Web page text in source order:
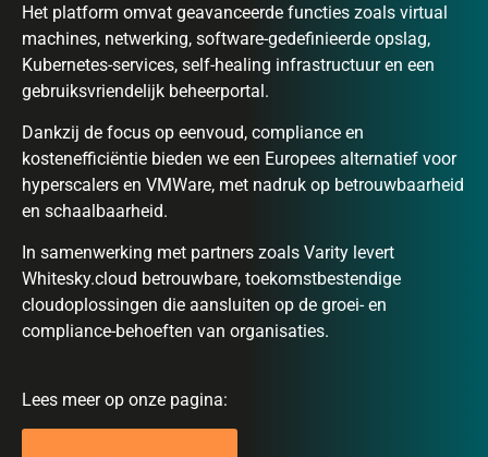
Het platform omvat geavanceerde functies zoals virtual
machines, netwerking, software-gedefinieerde opslag,
Kubernetes-services, self-healing infrastructuur en een
gebruiksvriendelijk beheerportal.
Dankzij de focus op eenvoud, compliance en
kostenefficiëntie bieden we een Europees alternatief voor
hyperscalers en VMWare, met nadruk op betrouwbaarheid
en schaalbaarheid.
In samenwerking met partners zoals Varity levert
Whitesky.cloud betrouwbare, toekomstbestendige
cloudoplossingen die aansluiten op de groei- en
compliance-behoeften van organisaties.
Lees meer op onze pagina: